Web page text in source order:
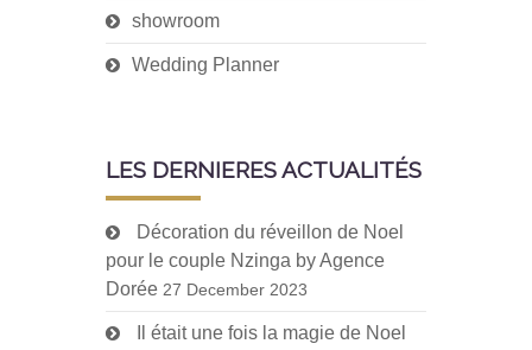
showroom
Wedding Planner
LES DERNIERES ACTUALITÉS
Décoration du réveillon de Noel
pour le couple Nzinga by Agence
Dorée 27 December 2023
Il était une fois la magie de Noel